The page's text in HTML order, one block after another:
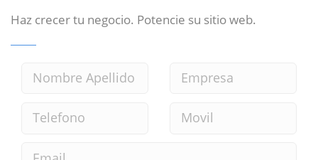
Haz crecer tu negocio. Potencie su sitio web.